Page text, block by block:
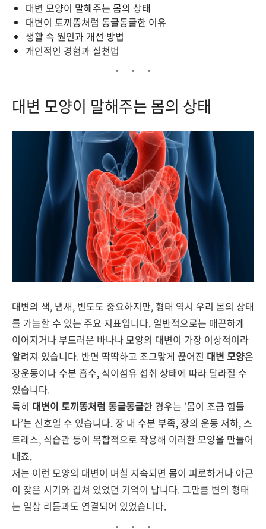
대변 모양이 말해주는 몸의 상태
대변이 토끼똥처럼 동글동글한 이유
생활 속 원인과 개선 방법
개인적인 경험과 실천법
대변 모양이 말해주는 몸의 상태
대변의 색, 냄새, 빈도도 중요하지만, 형태 역시 우리 몸의 상태
를 가늠할 수 있는 주요 지표입니다. 일반적으로는 매끈하게
이어지거나 부드러운 바나나 모양의 대변이 가장 이상적이라
알려져 있습니다. 반면 딱딱하고 조그맣게 끊어진 대변 모양은
장운동이나 수분 흡수, 식이섬유 섭취 상태에 따라 달라질 수
있습니다.
특히 대변이 토끼똥처럼 동글동글한 경우는 ‘몸이 조금 힘들
다’는 신호일 수 있습니다. 장 내 수분 부족, 장의 운동 저하, 스
트레스, 식습관 등이 복합적으로 작용해 이러한 모양을 만들어
내죠.
저는 이런 모양의 대변이 며칠 지속되면 몸이 피로하거나 야근
이 잦은 시기와 겹쳐 있었던 기억이 납니다. 그만큼 변의 형태
는 일상 리듬과도 연결되어 있었습니다.